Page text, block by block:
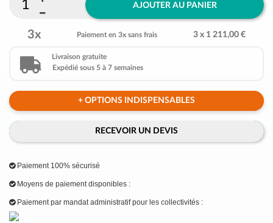
AJOUTER AU PANIER
3x Paiement en 3x sans frais 3 x 1 211,00 €
Livraison gratuite
Expédié sous 5 à 7 semaines
+ OPTIONS INDISPENSABLES
RECEVOIR UN DEVIS
Paiement 100% sécurisé
Moyens de paiement disponibles :
Paiement par mandat administratif pour les collectivités :